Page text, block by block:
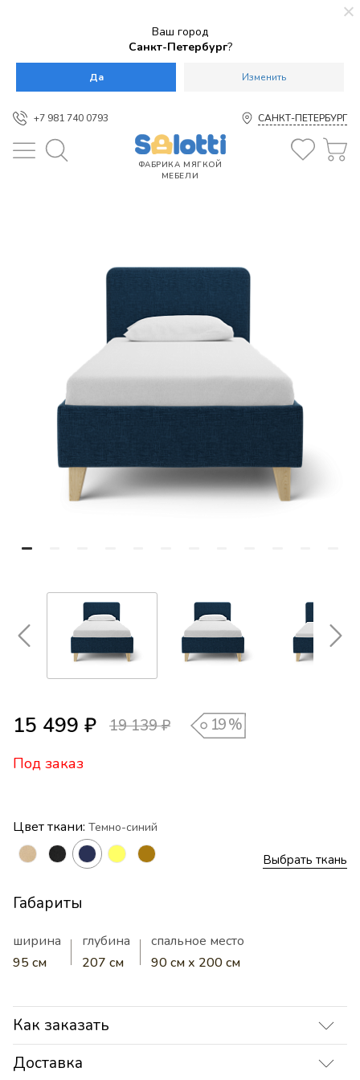
Ваш город
Санкт-Петербург?
Да Изменить
+7 981 740 0793 САНКТ-ПЕТЕРБУРГ
ФАБРИКА МЯГКОЙ
МЕБЕЛИ
15 499 ₽ 19 139 ₽ 19%
Под заказ
Цвет ткани: Темно-синий
Выбрать ткань
Габариты
ширина
95 см
глубина
207 см
спальное место
90 см х 200 см
Как заказать
Доставка